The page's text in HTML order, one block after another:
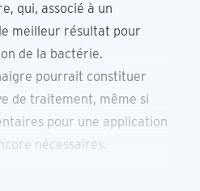
qui, associé à un
meilleur résultat pour
de la bactérie.
pourrait constituer
de traitement, même si
pour une application
nécessaires.